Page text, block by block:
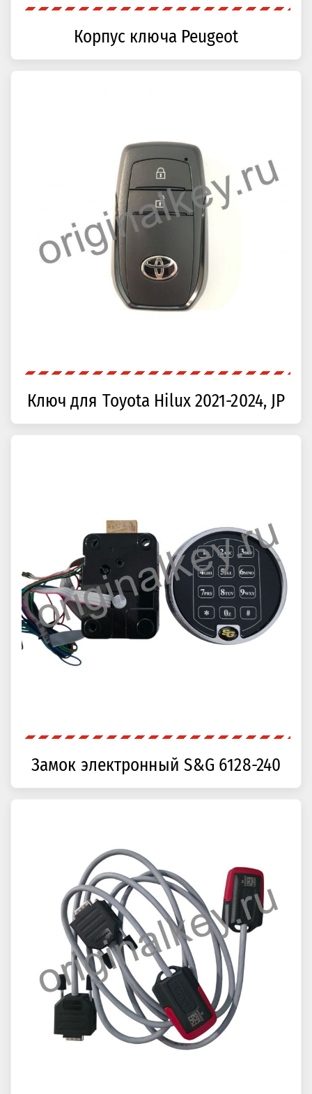
Корпус ключа Peugeot
Ключ для Toyota Hilux 2021-2024, JP
Замок электронный S&G 6128-240